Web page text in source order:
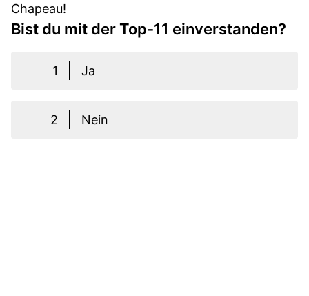
Chapeau!
Bist du mit der Top-11 einverstanden?
1 Ja
2 Nein